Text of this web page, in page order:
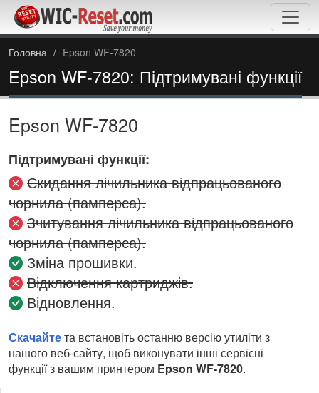
Головна Epson WF-7820
Epson WF-7820: Підтримувані функції
Epson WF-7820
Підтримувані функції:
Скидання лічильника відпрацьованого
чорнила (памперса).
Зчитування лічильника відпрацьованого
чорнила (памперса).
Зміна прошивки.
Відключення картриджів.
Відновлення.
Скачайтета встановіть останню версію утиліти з
нашого веб-сайту, щоб виконувати інші сервісні
функції з вашим принтером Epson WF-7820.